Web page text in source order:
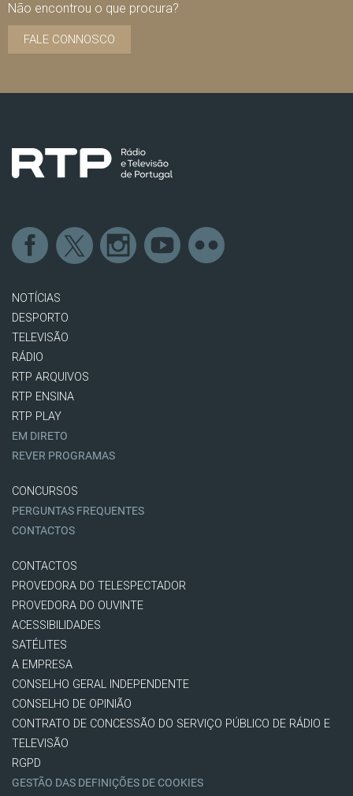
Não encontrou o que procura?
FALE CONNOSCO
NOTÍCIAS
DESPORTO
TELEVISÃO
RÁDIO
RTP ARQUIVOS
RTP ENSINA
RTP PLAY
EM DIRETO
REVER PROGRAMAS
CONCURSOS
PERGUNTAS FREQUENTES
CONTACTOS
CONTACTOS
PROVEDORA DO TELESPECTADOR
PROVEDORA DO OUVINTE
ACESSIBILIDADES
SATÉLITES
A EMPRESA
CONSELHO GERAL INDEPENDENTE
CONSELHO DE OPINIÃO
CONTRATO DE CONCESSÃO DO SERVIÇO PÚBLICO DE RÁDIO E
TELEVISÃO
RGPD
GESTÃO DAS DEFINIÇÕES DE COOKIES